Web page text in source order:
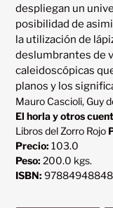
despliegan un
posibilidad de
la utilización de
deslumbrantes de
caleidoscópicas
Mauro Cascioli, Guy
El horla y otros
Libros del Zorro Rojo
Precio: 103.0
Peso: 200.0 kgs.
ISBN: